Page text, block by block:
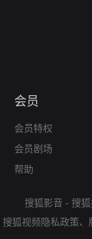
会员
会员特权
会员剧场
帮助
搜狐影音 - 搜
搜狐视频隐私政策、